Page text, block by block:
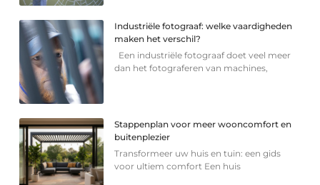
Industriële fotograaf: welke vaardigheden
maken het verschil?
Een industriële fotograaf doet veel meer
dan het fotograferen van machines,
Stappenplan voor meer wooncomfort en
buitenplezier
Transformeer uw huis en tuin: een gids
voor ultiem comfort Een huis